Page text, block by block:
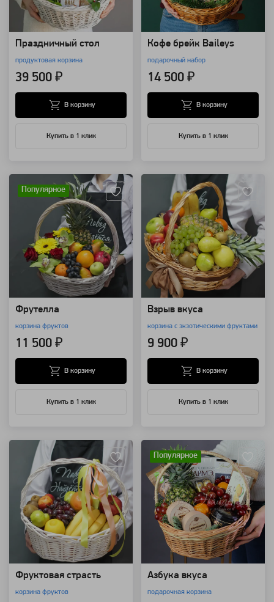
Праздничный стол
продуктовая корзина
39 500 ₽
Купить в 1 клик
В корзину
Кофе брейк Baileys
подарочный набор
14 500 ₽
Купить в 1 клик
В корзину
Популярное
Фрутелла
корзина фруктов
11 500 ₽
Купить в 1 клик
В корзину
Взрыв вкуса
корзина с экзотическими фруктами
9 900 ₽
Купить в 1 клик
В корзину
Фруктовая страсть
корзина фруктов
Популярное
Азбука вкуса
подарочная корзина